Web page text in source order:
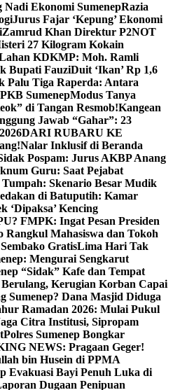
Nadi Ekonomi SumenepRazia
Jurus Fajar ‘Kepung’ Ekonomi
Zamrud Khan Direktur P2NOT
27 Kilogram Kokain
KDKMP: Moh. Ramli
Bupati FauziDuit ‘Ikan’ Rp 1,6
Palu Tiga Raperda: Antara
SumenepModus Tanya
di Tangan Resmob!Kangean
Jawab “Gahar”: 23
DARI RUBARU KE
Nalar Inklusif di Beranda
Pospam: Jurus AKBP Anang
Guru: Saat Pejabat
Tumpah: Skenario Besar Mudik
di Batuputih: Kamar
‘Dipaksa’ Kencing
FMPK: Ingat Pesan Presiden
Mahasiswa dan Tokoh
GratisLima Hari Tak
Mengurai Sengkarut
“Sidak” Kafe dan Tempat
Kerugian Korban Capai
Sumenep? Dana Masjid Diduga
Ramadan 2026: Mulai Pukul
Citra Institusi, Sipropam
Polres Sumenep Bongkar
NEWS: Pragaan Geger!
bin Husein di PPMA
Evakuasi Bayi Penuh Luka di
Dugaan Penipuan